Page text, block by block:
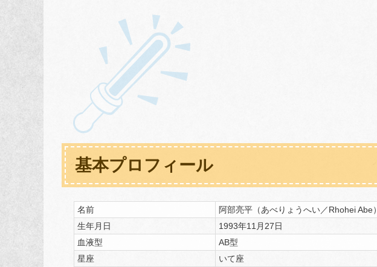
基本プロフィール
名前
阿部亮平（あべりょうへい／Rhohei Abe）
生年月日
1993年11月27日
血液型
AB型
星座
いて座